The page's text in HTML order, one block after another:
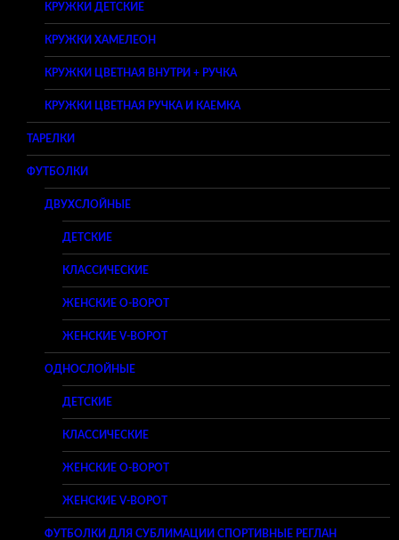
КРУЖКИ ДЕТСКИЕ
КРУЖКИ ХАМЕЛЕОН
КРУЖКИ ЦВЕТНАЯ ВНУТРИ + РУЧКА
КРУЖКИ ЦВЕТНАЯ РУЧКА И КАЕМКА
ТАРЕЛКИ
ФУТБОЛКИ
ДВУХСЛОЙНЫЕ
ДЕТСКИЕ
КЛАССИЧЕСКИЕ
ЖЕНСКИЕ O-ВОРОТ
ЖЕНСКИЕ V-ВОРОТ
ОДНОСЛОЙНЫЕ
ДЕТСКИЕ
КЛАССИЧЕСКИЕ
ЖЕНСКИЕ O-ВОРОТ
ЖЕНСКИЕ V-ВОРОТ
ФУТБОЛКИ ДЛЯ СУБЛИМАЦИИ СПОРТИВНЫЕ РЕГЛАН